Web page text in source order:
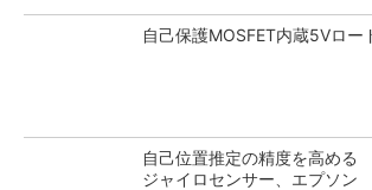
自己保護MOSFET内蔵5Vロー
自己位置推定の精度を高める
ジャイロセンサー、エプソン